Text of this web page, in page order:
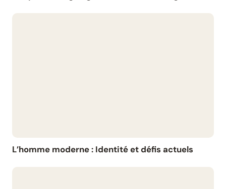
L’homme moderne : Identité et défis actuels